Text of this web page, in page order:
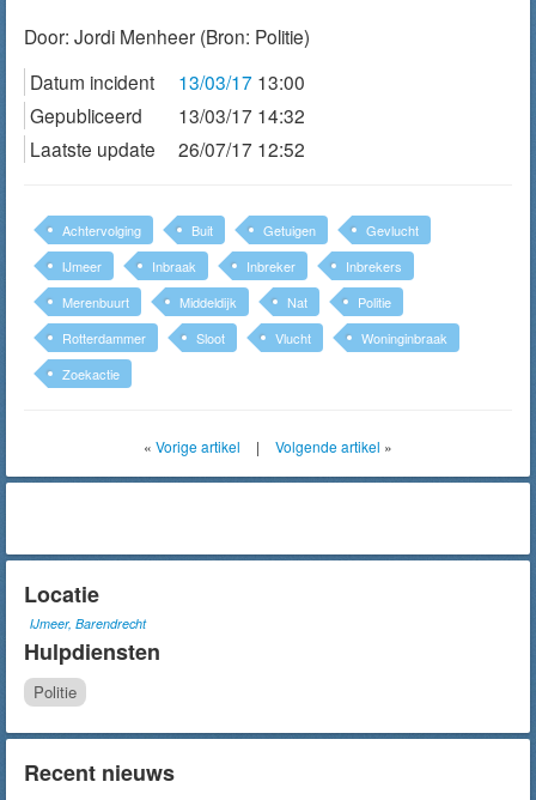
Door: Jordi Menheer (Bron: Politie)
Datum incident
13/03/17 13:00
Gepubliceerd
13/03/17 14:32
Laatste update
26/07/17 12:52
Achtervolging Buit Getuigen
Gevlucht
IJmeer
Inbraak Inbreker
Inbrekers
Merenbuurt
Middeldijk Nat
Politie
Rotterdammer
Sloot Vlucht
Woninginbraak
Zoekactie
« Vorige artikel | Volgende artikel »
Locatie
IJmeer, Barendrecht
Hulpdiensten
Politie
Recent nieuws